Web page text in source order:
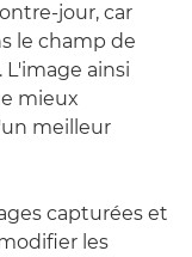
jour, car
le champ de
L'image ainsi
mieux
meilleur
capturées et
les